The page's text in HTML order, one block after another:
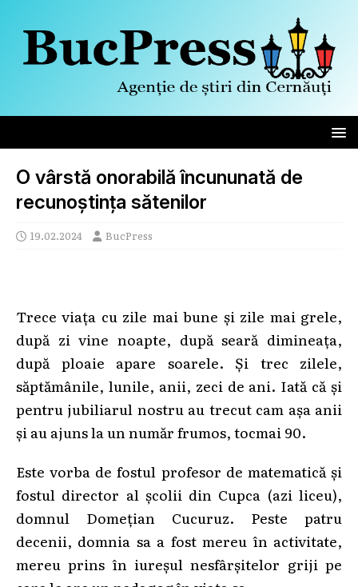
O vârstă onorabilă încununată de
recunoștința sătenilor
19.02.2024 BucPress
Trece viața cu zile mai bune și zile mai grele,
după zi vine noapte, după seară dimineața,
după ploaie apare soarele. Și trec zilele,
săptămânile, lunile, anii, zeci de ani. Iată că și
pentru jubiliarul nostru au trecut cam așa anii
și au ajuns la un număr frumos, tocmai 90.
Este vorba de fostul profesor de matematică și
fostul director al școlii din Cupca (azi liceu),
domnul Domețian Cucuruz. Peste patru
decenii, domnia sa a fost mereu în activitate,
mereu prins în iureșul nesfârșitelor griji pe